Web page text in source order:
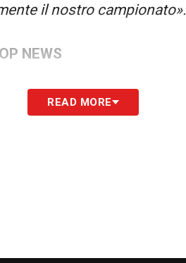
il nostro campionato».
NEWS
READ MORE